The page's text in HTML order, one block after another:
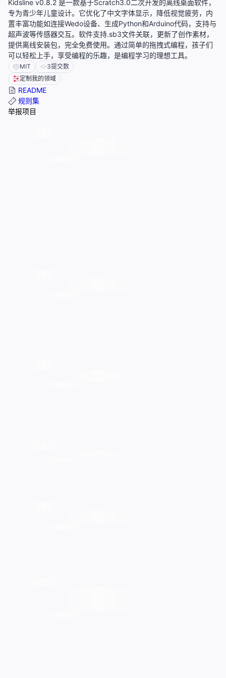
Kidsline v0.8.2 是一款基于Scratch3.0二次开发的离线桌面软件，
专为青少年儿童设计。它优化了中文字体显示，降低视觉疲劳，内
置丰富功能如连接Wedo设备、生成Python和Arduino代码，支持与
超声波等传感器交互。软件支持.sb3文件关联，更新了创作素材，
提供离线安装包，完全免费使用。通过简单的拖拽式编程，孩子们
可以轻松上手，享受编程的乐趣，是编程学习的理想工具。
MIT 3提交数
定制我的领域
README
规则集
举报项目